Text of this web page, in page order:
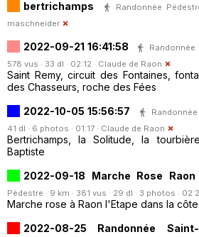
bertrichamps
Randonnée
maschneider
2022-09-21 16:41:58
Randonnée
578 vus · 33 dl · 02:12 · Claude de Raon
Saint Remy, circuit des Fontaines,
des Chasseurs, roche des Fées
2022-10-05 15:56:57
41 dl · 6 photos · 01:17 · Claude de Raon
Bertrichamps, la Solitude, la
Baptiste
2022-09-18 Marche Rose Raon
Pédestre · 9 km · 381 vus · 29 dl · 3 photos ·
Marche rose à Raon l'Etape dans la
2022-08-25 Randonnée Saint-